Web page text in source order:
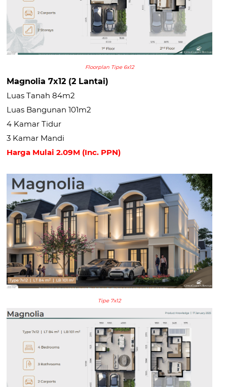
Floorplan Tipe 6x12
Magnolia 7x12 (2 Lantai)
Luas Tanah 84m2
Luas Bangunan 101m2
4 Kamar Tidur
3 Kamar Mandi
Harga Mulai 2.09M (Inc. PPN)
Tipe 7x12